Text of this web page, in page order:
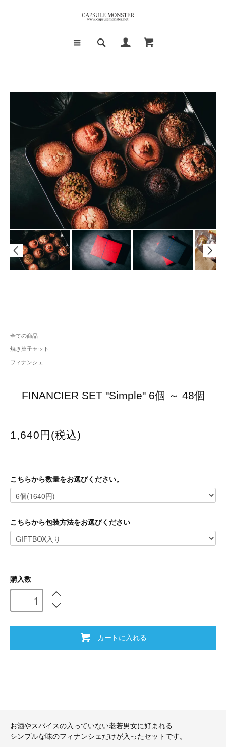
全ての商品
焼き菓子セット
フィナンシェ
FINANCIER SET "Simple" 6個 ～ 48個
1,640円(税込)
こちらから数量をお選びください。
こちらから包装方法をお選びください
購入数
カートに入れる
お酒やスパイスの入っていない老若男女に好まれる
シンプルな味のフィナンシェだけが入ったセットです。